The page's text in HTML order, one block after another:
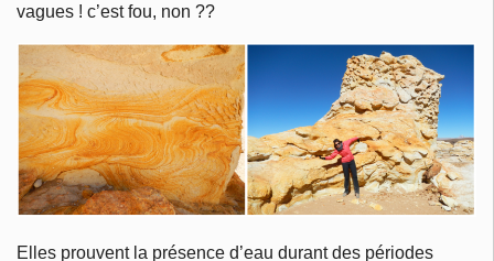
vagues ! c’est fou, non ??
Elles prouvent la présence d’eau durant des périodes